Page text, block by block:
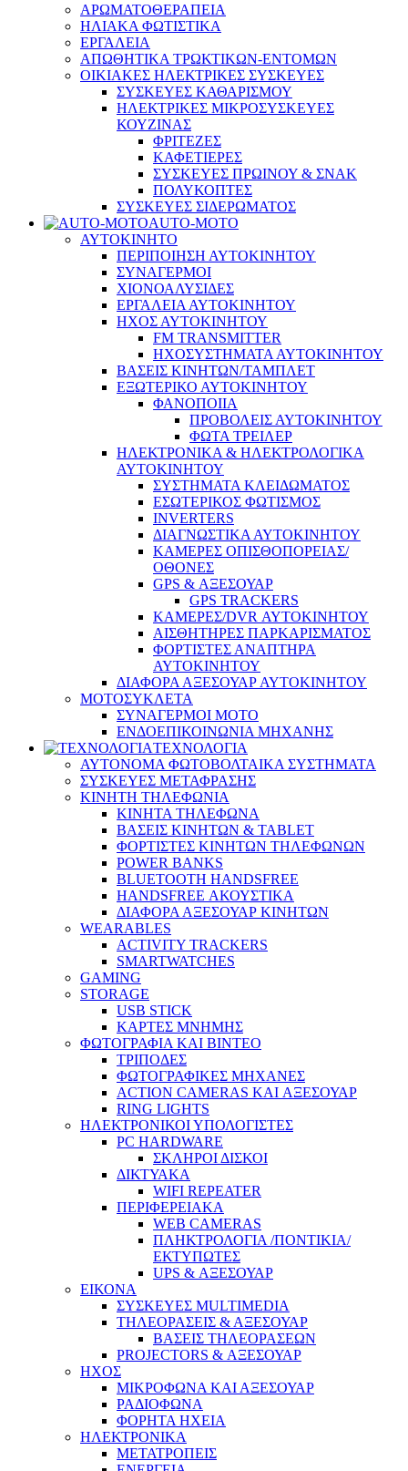
ΑΡΩΜΑΤΟΘΕΡΑΠΕΙΑ
ΗΛΙΑΚΑ ΦΩΤΙΣΤΙΚΑ
ΕΡΓΑΛΕΙΑ
ΑΠΩΘΗΤΙΚΑ ΤΡΩΚΤΙΚΩΝ-ΕΝΤΟΜΩΝ
ΟΙΚΙΑΚΕΣ ΗΛΕΚΤΡΙΚΕΣ ΣΥΣΚΕΥΕΣ
ΣΥΣΚΕΥΕΣ ΚΑΘΑΡΙΣΜΟΥ
ΗΛΕΚΤΡΙΚΕΣ ΜΙΚΡΟΣΥΣΚΕΥΕΣ
ΚΟΥΖΙΝΑΣ
ΦΡΙΤΕΖΕΣ
ΚΑΦΕΤΙΕΡΕΣ
ΣΥΣΚΕΥΕΣ ΠΡΩΙΝΟΥ & ΣΝΑΚ
ΠΟΛΥΚΟΠΤΕΣ
ΣΥΣΚΕΥΕΣ ΣΙΔΕΡΩΜΑΤΟΣ
AUTO-MOTO
ΑΥΤΟΚΙΝΗΤΟ
ΠΕΡΙΠΟΙΗΣΗ ΑΥΤΟΚΙΝΗΤΟΥ
ΣΥΝΑΓΕΡΜΟΙ
ΧΙΟΝΟΑΛΥΣΙΔΕΣ
ΕΡΓΑΛΕΙΑ ΑΥΤΟΚΙΝΗΤΟΥ
ΗΧΟΣ ΑΥΤΟΚΙΝΗΤΟΥ
FM TRANSMITTER
ΗΧΟΣΥΣΤΗΜΑΤΑ ΑΥΤΟΚΙΝΗΤΟΥ
ΒΑΣΕΙΣ ΚΙΝΗΤΩΝ/ΤΑΜΠΛΕΤ
ΕΞΩΤΕΡΙΚΟ ΑΥΤΟΚΙΝΗΤΟΥ
ΦΑΝΟΠΟΙΙΑ
ΠΡΟΒΟΛΕΙΣ ΑΥΤΟΚΙΝΗΤΟΥ
ΦΩΤΑ ΤΡΕΙΛΕΡ
ΗΛΕΚΤΡΟΝΙΚΑ & ΗΛΕΚΤΡΟΛΟΓΙΚΑ
ΑΥΤΟΚΙΝΗΤΟΥ
ΣΥΣΤΗΜΑΤΑ ΚΛΕΙΔΩΜΑΤΟΣ
ΕΣΩΤΕΡΙΚΟΣ ΦΩΤΙΣΜΟΣ
INVERTERS
ΔΙΑΓΝΩΣΤΙΚΑ ΑΥΤΟΚΙΝΗΤΟΥ
ΚΑΜΕΡΕΣ ΟΠΙΣΘΟΠΟΡΕΙΑΣ/
ΟΘΟΝΕΣ
GPS & ΑΞΕΣΟΥΑΡ
GPS TRACKERS
ΚΑΜΕΡΕΣ/DVR ΑΥΤΟΚΙΝΗΤΟΥ
ΑΙΣΘΗΤΗΡΕΣ ΠΑΡΚΑΡΙΣΜΑΤΟΣ
ΦΟΡΤΙΣΤΕΣ ΑΝΑΠΤΗΡΑ
ΑΥΤΟΚΙΝΗΤΟΥ
ΔΙΑΦΟΡΑ ΑΞΕΣΟΥΑΡ ΑΥΤΟΚΙΝΗΤΟΥ
ΜΟΤΟΣΥΚΛΕΤΑ
ΣΥΝΑΓΕΡΜΟΙ ΜΟΤΟ
ΕΝΔΟΕΠΙΚΟΙΝΩΝΙΑ ΜΗΧΑΝΗΣ
ΤΕΧΝΟΛΟΓΙΑ
ΑΥΤΟΝΟΜΑ ΦΩΤΟΒΟΛΤΑΙΚΑ ΣΥΣΤΗΜΑΤΑ
ΣΥΣΚΕΥΕΣ ΜΕΤΑΦΡΑΣΗΣ
ΚΙΝΗΤΗ ΤΗΛΕΦΩΝΙΑ
ΚΙΝΗΤΑ ΤΗΛΕΦΩΝΑ
ΒΑΣΕΙΣ ΚΙΝΗΤΩΝ & TABLET
ΦΟΡΤΙΣΤΕΣ ΚΙΝΗΤΩΝ ΤΗΛΕΦΩΝΩΝ
POWER BANKS
BLUETOOTH HANDSFREE
HANDSFREE ΑΚΟΥΣΤΙΚΑ
ΔΙΑΦΟΡΑ ΑΞΕΣΟΥΑΡ ΚΙΝΗΤΩΝ
WEARABLES
ACTIVITY TRACKERS
SMARTWATCHES
GAMING
STORAGE
USB STICK
ΚΑΡΤΕΣ ΜΝΗΜΗΣ
ΦΩΤΟΓΡΑΦΙΑ ΚΑΙ ΒΙΝΤΕΟ
ΤΡΙΠΟΔΕΣ
ΦΩΤΟΓΡΑΦΙΚΕΣ ΜΗΧΑΝΕΣ
ACTION CAMERAS KAI ΑΞΕΣΟΥΑΡ
RING LIGHTS
ΗΛΕΚΤΡΟΝΙΚΟΙ ΥΠΟΛΟΓΙΣΤΕΣ
PC HARDWARE
ΣΚΛΗΡΟΙ ΔΙΣΚΟΙ
ΔΙΚΤΥΑΚΑ
WIFI REPEATER
ΠΕΡΙΦΕΡΕΙΑΚΑ
WEB CAMERAS
ΠΛΗΚΤΡΟΛΟΓΙΑ /ΠΟΝΤΙΚΙΑ/
ΕΚΤΥΠΩΤΕΣ
UPS & ΑΞΕΣΟΥΑΡ
ΕΙΚΟΝΑ
ΣΥΣΚΕΥΕΣ MULTIMEDIA
ΤΗΛΕΟΡΑΣΕΙΣ & ΑΞΕΣΟΥΑΡ
ΒΑΣΕΙΣ ΤΗΛΕΟΡΑΣΕΩΝ
PROJECTORS & ΑΞΕΣΟΥΑΡ
ΗΧΟΣ
ΜΙΚΡΟΦΩΝΑ ΚΑΙ ΑΞΕΣΟΥΑΡ
ΡΑΔΙΟΦΩΝΑ
ΦΟΡΗΤΑ ΗΧΕΙΑ
ΗΛΕΚΤΡΟΝΙΚΑ
ΜΕΤΑΤΡΟΠΕΙΣ